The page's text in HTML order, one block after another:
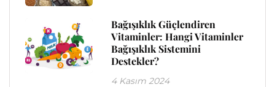
Bağışıklık Güçlendiren
Vitaminler: Hangi Vitaminler
Bağışıklık Sistemini
Destekler?
4 Kasım 2024